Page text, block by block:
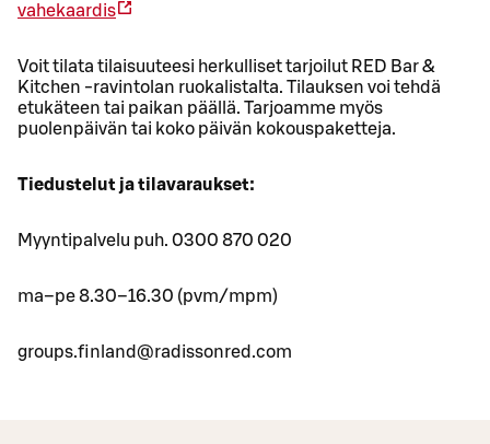
vahekaardis
Voit tilata tilaisuuteesi herkulliset tarjoilut RED Bar &
Kitchen -ravintolan ruokalistalta. Tilauksen voi tehdä
etukäteen tai paikan päällä. Tarjoamme myös
puolenpäivän tai koko päivän kokouspaketteja.
Tiedustelut ja tilavaraukset:
Myyntipalvelu puh. 0300 870 020
ma–pe 8.30–16.30 (pvm/mpm)
groups.finland@radissonred.com